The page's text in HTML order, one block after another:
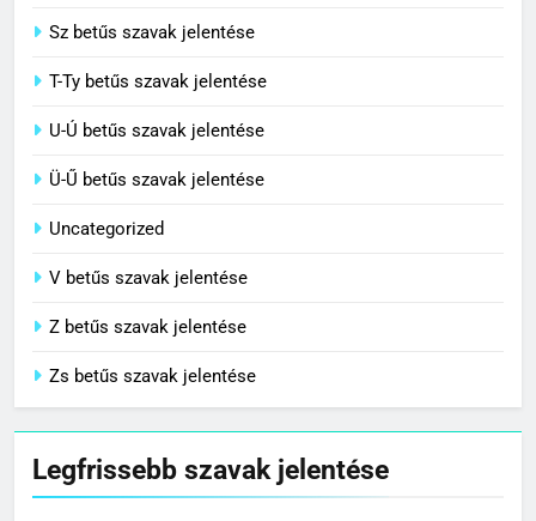
Sz betűs szavak jelentése
T-Ty betűs szavak jelentése
U-Ú betűs szavak jelentése
Ü-Ű betűs szavak jelentése
Uncategorized
V betűs szavak jelentése
Z betűs szavak jelentése
Zs betűs szavak jelentése
Legfrissebb szavak jelentése